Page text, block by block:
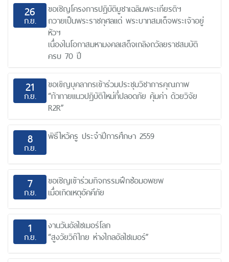
26
ก.ย.
ขอเชิญโครงการปฏิบัติบูชาเฉลิมพระเกียรติฯ
ถวายเป็นพระราชกุศลแด่ พระบาทสมเด็จพระเจ้าอยู่
หัวฯ
เนื่องในโอกาสมหามงคลเสด็จเถลิงถวัลยราชสมบัติ
ครบ 70 ปี
21
ก.ย.
ขอเขิญบุคลากรเข้าร่วมประชุมวิชาการคุณภาพ
“ท้าทายแนวปฎิบัติใหม่ที่ปลอดภัย คุ้มค่า ด้วยวิจัย
R2R”
8
ก.ย.
พิธีไหว้ครู ประจำปีการศึกษา 2559
7
ก.ย.
ขอเชิญเข้าร่วมกิจกรรมฝึกซ้อมอพยพ
เมื่อเกิดเหตุอัคคีภัย
1
ก.ย.
งานวันอัลไซเมอร์โลก
“สูงวัยวิถ๊ไทย ห่างไกลอัลไซเมอร์”